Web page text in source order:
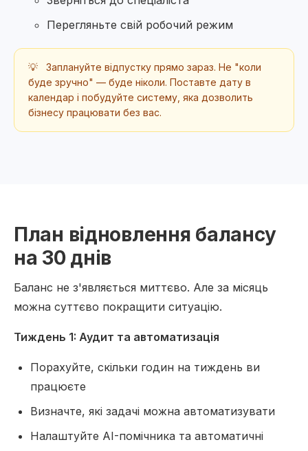
Перегляньте свій робочий режим
💡
Заплануйте відпустку прямо зараз. Не "коли
буде зручно" — буде ніколи. Поставте дату в
календар і побудуйте систему, яка дозволить
бізнесу працювати без вас.
План відновлення балансу
на 30 днів
Баланс не з'являється миттєво. Але за місяць
можна суттєво покращити ситуацію.
Тиждень 1: Аудит та автоматизація
Порахуйте, скільки годин на тиждень ви
працюєте
Визначте, які задачі можна автоматизувати
Налаштуйте AI-помічника та автоматичні